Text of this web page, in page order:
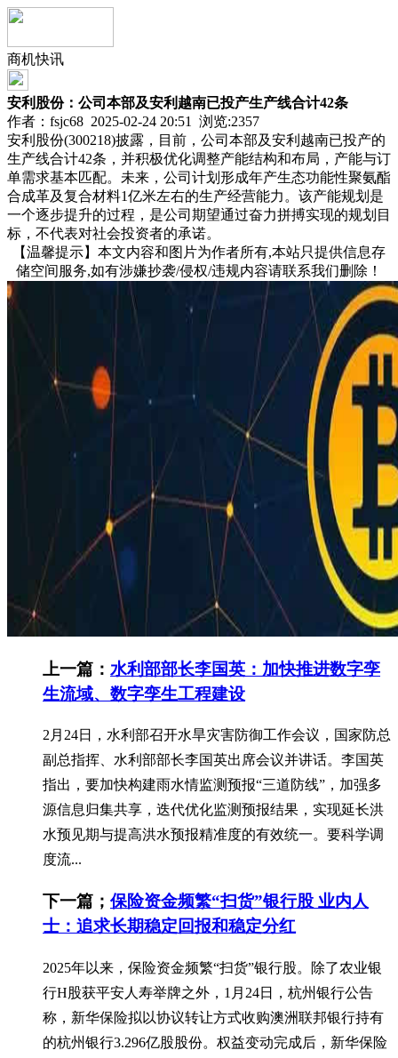
商机快讯
安利股份：公司本部及安利越南已投产生产线合计42条
作者：fsjc68 2025-02-24 20:51 浏览:2357
安利股份(300218)披露，目前，公司本部及安利越南已投产的
生产线合计42条，并积极优化调整产能结构和布局，产能与订
单需求基本匹配。未来，公司计划形成年产生态功能性聚氨酯
合成革及复合材料1亿米左右的生产经营能力。该产能规划是
一个逐步提升的过程，是公司期望通过奋力拼搏实现的规划目
标，不代表对社会投资者的承诺。
【温馨提示】本文内容和图片为作者所有,本站只提供信息存
储空间服务,如有涉嫌抄袭/侵权/违规内容请联系我们删除！
上一篇： 水利部部长李国英：加快推进数字孪
生流域、数字孪生工程建设
2月24日，水利部召开水旱灾害防御工作会议，国家防总
副总指挥、水利部部长李国英出席会议并讲话。李国英
指出，要加快构建雨水情监测预报“三道防线”，加强多
源信息归集共享，迭代优化监测预报结果，实现延长洪
水预见期与提高洪水预报精准度的有效统一。要科学调
度流...
下一篇； 保险资金频繁“扫货”银行股 业内人
士：追求长期稳定回报和稳定分红
2025年以来，保险资金频繁“扫货”银行股。除了农业银
行H股获平安人寿举牌之外，1月24日，杭州银行公告
称，新华保险拟以协议转让方式收购澳洲联邦银行持有
的杭州银行3.296亿股股份。权益变动完成后，新华保险